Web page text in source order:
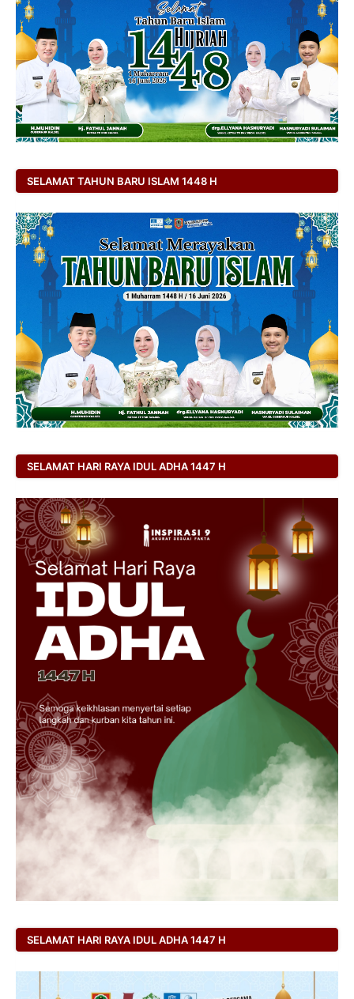
SELAMAT TAHUN BARU ISLAM 1448 H
SELAMAT HARI RAYA IDUL ADHA 1447 H
SELAMAT HARI RAYA IDUL ADHA 1447 H